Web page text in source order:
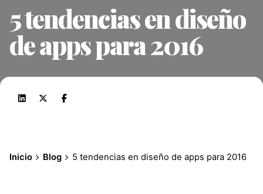
5 tendencias en diseño
de apps para 2016
Inicio Blog 5 tendencias en diseño de apps para 2016